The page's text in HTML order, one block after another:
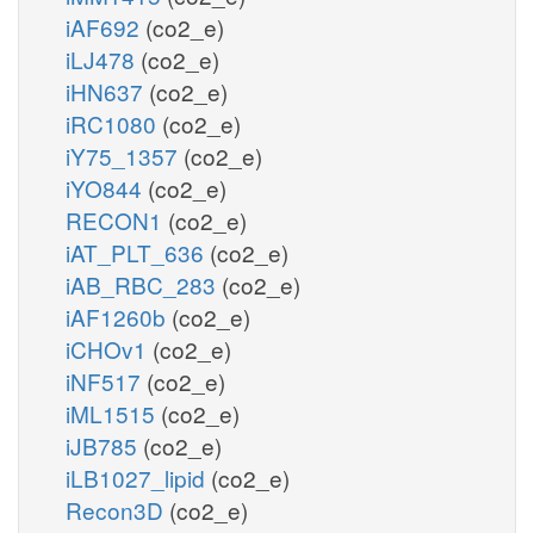
iAF692 (co2_e)
iLJ478 (co2_e)
iHN637 (co2_e)
iRC1080 (co2_e)
iY75_1357 (co2_e)
iYO844 (co2_e)
RECON1 (co2_e)
iAT_PLT_636 (co2_e)
iAB_RBC_283 (co2_e)
iAF1260b (co2_e)
iCHOv1 (co2_e)
iNF517 (co2_e)
iML1515 (co2_e)
iJB785 (co2_e)
iLB1027_lipid (co2_e)
Recon3D (co2_e)